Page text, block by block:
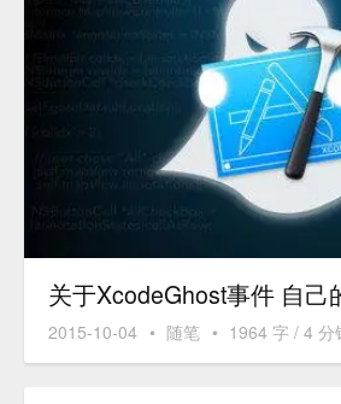
关于XcodeGhost事件 自己
2015-10-04 • 随笔 • 1964 字 / 4 分